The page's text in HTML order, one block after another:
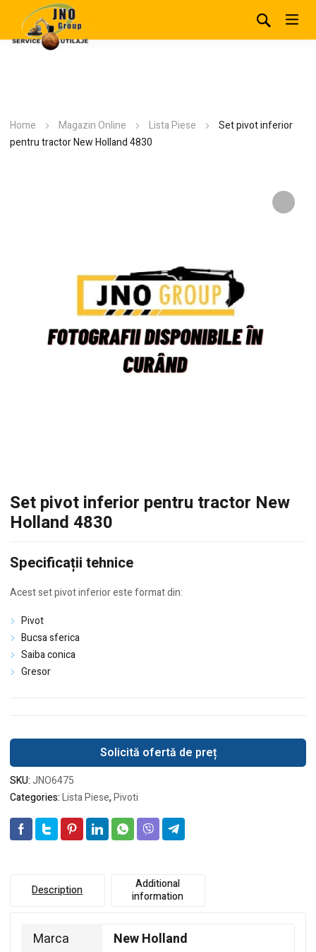
Home Magazin Online Lista Piese
Set pivot inferior
pentru tractor New Holland 4830
Set pivot inferior pentru tractor New
Holland 4830
Specificații tehnice
Acest set pivot inferior este format din:
Pivot
Bucsa sferica
Saiba conica
Gresor
Solicită ofertă de preț
SKU:JNO6475
Categories:Lista Piese,Pivoti
Description
Additional
information
Marca
New Holland